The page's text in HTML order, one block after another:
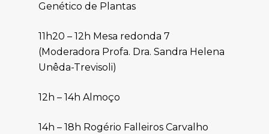
Genético de Plantas
11h20 – 12h Mesa redonda 7
(Moderadora Profa. Dra. Sandra Helena
Unêda-Trevisoli)
12h – 14h Almoço
14h – 18h Rogério Falleiros Carvalho